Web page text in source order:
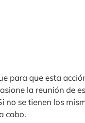
para que esta
la reunión de
no se tienen los
cabo.